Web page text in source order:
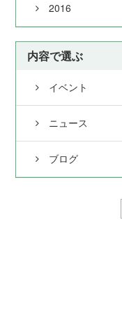
2016
内容で選ぶ
イベント
ニュース
ブログ